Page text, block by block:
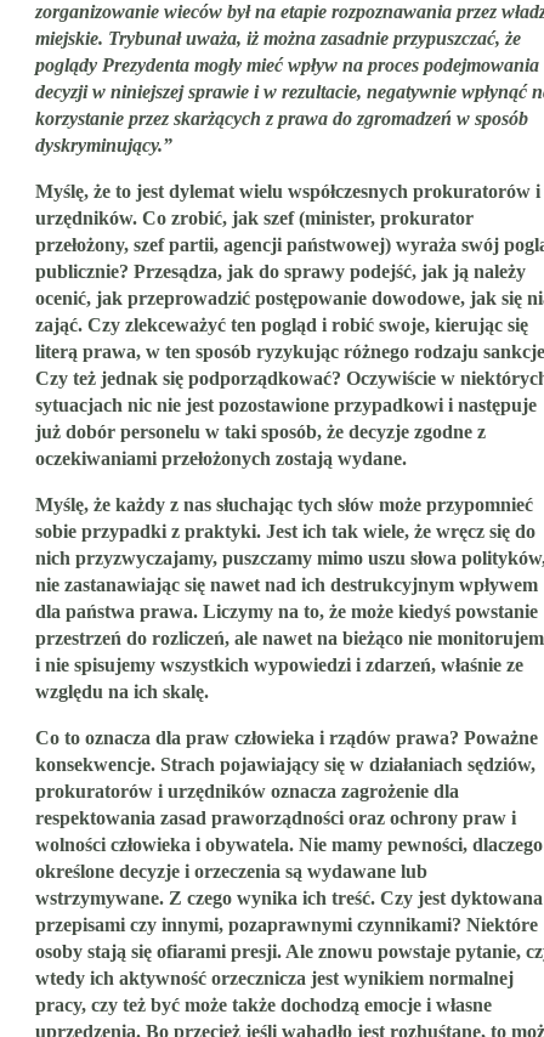
zorganizowanie wieców był na etapie rozpoznawania przez
miejskie. Trybunał uważa, iż można zasadnie przypuszczać, że
poglądy Prezydenta mogły mieć wpływ na proces podejmowania
decyzji w niniejszej sprawie i w rezultacie, negatywnie wpłynąć
korzystanie przez skarżących z prawa do zgromadzeń w sposób
dyskryminujący.”
Myślę, że to jest dylemat wielu współczesnych prokuratorów i
urzędników. Co zrobić, jak szef (minister, prokurator
przełożony, szef partii, agencji państwowej) wyraża swój
publicznie? Przesądza, jak do sprawy podejść, jak ją należy
ocenić, jak przeprowadzić postępowanie dowodowe, jak się
zająć. Czy zlekceważyć ten pogląd i robić swoje, kierując się
literą prawa, w ten sposób ryzykując różnego rodzaju
Czy też jednak się podporządkować? Oczywiście w
sytuacjach nic nie jest pozostawione przypadkowi i następuje
już dobór personelu w taki sposób, że decyzje zgodne z
oczekiwaniami przełożonych zostają wydane.
Myślę, że każdy z nas słuchając tych słów może przypomnieć
sobie przypadki z praktyki. Jest ich tak wiele, że wręcz się do
nich przyzwyczajamy, puszczamy mimo uszu słowa
nie zastanawiając się nawet nad ich destrukcyjnym wpływem
dla państwa prawa. Liczymy na to, że może kiedyś powstanie
przestrzeń do rozliczeń, ale nawet na bieżąco nie
i nie spisujemy wszystkich wypowiedzi i zdarzeń, właśnie ze
względu na ich skalę.
Co to oznacza dla praw człowieka i rządów prawa? Poważne
konsekwencje. Strach pojawiający się w działaniach sędziów,
prokuratorów i urzędników oznacza zagrożenie dla
respektowania zasad praworządności oraz ochrony praw i
wolności człowieka i obywatela. Nie mamy pewności, dlaczego
określone decyzje i orzeczenia są wydawane lub
wstrzymywane. Z czego wynika ich treść. Czy jest dyktowana
przepisami czy innymi, pozaprawnymi czynnikami? Niektóre
osoby stają się ofiarami presji. Ale znowu powstaje pytanie,
wtedy ich aktywność orzecznicza jest wynikiem normalnej
pracy, czy też być może także dochodzą emocje i własne
uprzedzenia. Bo przecież jeśli wahadło jest rozhuśtane, to